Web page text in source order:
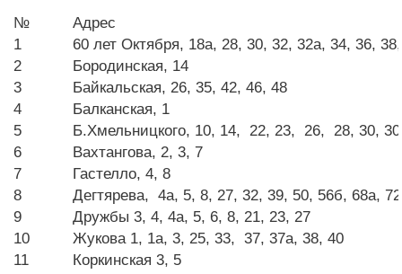
№
Адрес
1
60 лет Октября, 18а, 28, 30, 32, 32а, 34, 36,
2
Бородинская, 14
3
Байкальская, 26, 35, 42, 46, 48
4
Балканская, 1
5
Б.Хмельницкого, 10, 14, 22, 23, 26, 28, 30,
6
Вахтангова, 2, 3, 7
7
Гастелло, 4, 8
8
Дегтярева, 4а, 5, 8, 27, 32, 39, 50, 56б, 68а, 72
9
Дружбы 3, 4, 4а, 5, 6, 8, 21, 23, 27
10
Жукова 1, 1а, 3, 25, 33, 37, 37а, 38, 40
11
Коркинская 3, 5